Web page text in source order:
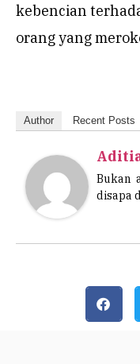
kebencian
orang yang
Author Recent Posts
Bukan
disapa